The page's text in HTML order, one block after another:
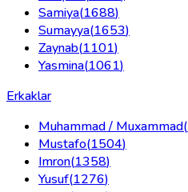
Samiya(1688)
Sumayya(1653)
Zaynab(1101)
Yasmina(1061)
Erkaklar
Muhammad / Muxammad(
Mustafo(1504)
Imron(1358)
Yusuf(1276)